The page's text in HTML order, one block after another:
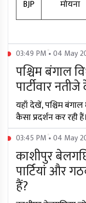
BJP मोयना
03:49 PM • 04 May
पश्चिम बंगाल
पार्टीवार
यहाँ देखें, पश्चिम
कैसा प्रदर्शन कर रही हैं।
03:45 PM • 04 May
काशीपुर
पार्टियां और
हैं?